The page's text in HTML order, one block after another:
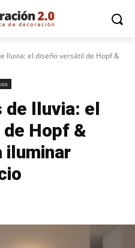
lluvia: el diseño versátil de Hopf &
de lluvia: el
Hopf &
iluminar